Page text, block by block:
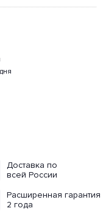
Доставка по
всей России
Расширенная гарантия
2 года